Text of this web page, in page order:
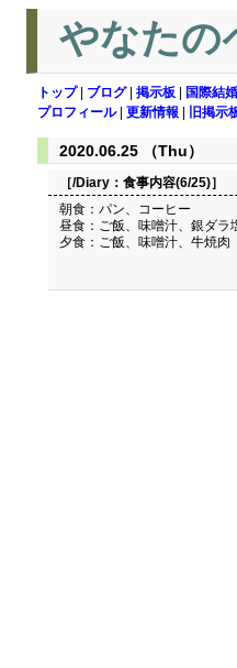
やなたの
トップ| ブログ| 掲示板 国際結婚
プロフィール| 更新情報 旧掲示
2020.06.25 （Thu）
［/Diary： 食事内容(6/25)］
朝食：パン、コーヒー
昼食：ご飯、味噌汁、銀ダラ
夕食：ご飯、味噌汁、牛焼肉